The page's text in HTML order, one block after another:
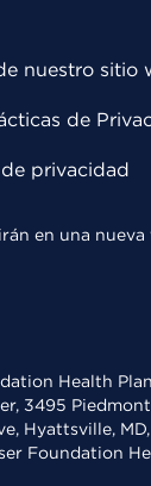
nuestro sitio
de
privacidad
en una
Health
3495
Hyattsville,
Foundation